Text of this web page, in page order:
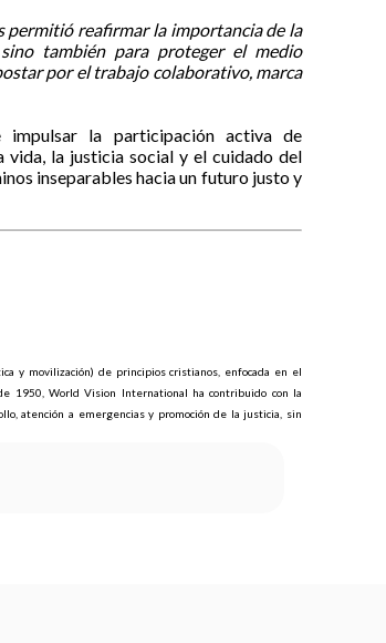
permitió reafirmar la importancia de la
también para proteger el medio
por el trabajo colaborativo, marca
la participación activa de
vida, la justicia social y el cuidado del
inseparables hacia un futuro justo y
y movilización) de principios cristianos, enfocada en el
1950, World Vision International ha contribuido con la
atención a emergencias y promoción de la justicia, sin